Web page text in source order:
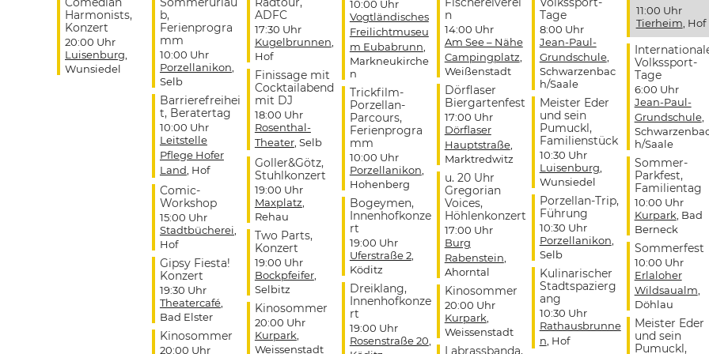
Harmonists,
Konzert
20:00 Uhr
Luisenburg
Wunsiedel
b,
Ferienprogra
mm
10:00 Uhr
Porzellanikon
Selb
Barrierefreihei
t, Beratertag
10:00 Uhr
Leitstelle
Pflege Hofer
Land , Hof
Comic-
Workshop
15:00 Uhr
Stadtbücherei
Hof
Gipsy Fiesta!
Konzert
19:30 Uhr
Theatercafé,
Bad Elster
Kinosommer
20:00 Uhr
ADFC
17:30 Uhr
Kugelbrunnen
Hof
Finissage mit
Cocktailabend
mit DJ
18:00 Uhr
Rosenthal-
Theater, Selb
Goller&Götz,
Stuhlkonzert
19:00 Uhr
Maxplatz
Rehau
Two Parts,
Konzert
19:00 Uhr
Bockpfeifer,
Selbitz
Kinosommer
20:00 Uhr
Kurpark
Weissenstadt
10:00 Uhr
Vogtländisches
Freilichtmuseu
m Eubabrunn
Markneukirche
n
Trickfilm-
Porzellan-
Parcours,
Ferienprogra
mm
10:00 Uhr
Porzellanikon
Hohenberg
Bogeymen,
Innenhofkonze
rt
19:00 Uhr
Uferstraße 2,
Köditz
Dreiklang,
Innenhofkonze
rt
19:00 Uhr
Rosenstraße 20
n
14:00 Uhr
Am See – Nähe
Campingplatz
Weißenstadt
Dörflaser
Biergartenfest
17:00 Uhr
Dörflaser
Hauptstraße,
Marktredwitz
u. 20 Uhr
Gregorian
Voices,
Höhlenkonzert
17:00 Uhr
Burg
Rabenstein
Ahorntal
Kinosommer
20:00 Uhr
Kurpark
Weissenstadt
Labrassbanda,
Tage
8:00 Uhr
Jean-Paul-
Grundschule,
Schwarzenbac
h/Saale
Meister Eder
und sein
Pumuckl,
Familienstück
10:30 Uhr
Luisenburg
Wunsiedel
Porzellan-Trip,
Führung
10:30 Uhr
Porzellanikon
Selb
Kulinarischer
Stadtspazierg
ang
10:30 Uhr
Rathausbrunne
n , Hof
11:00 Uhr
Tierheim , Hof
Volkssport-
Tage
6:00 Uhr
Jean-Paul-
Grundschule,
h/Saale
Sommer-
Parkfest,
Familientag
10:00 Uhr
Kurpark , Bad
Berneck
Sommerfest
10:00 Uhr
Erlaloher
Wildsaualm
Döhlau
Meister Eder
und sein
Pumuckl,